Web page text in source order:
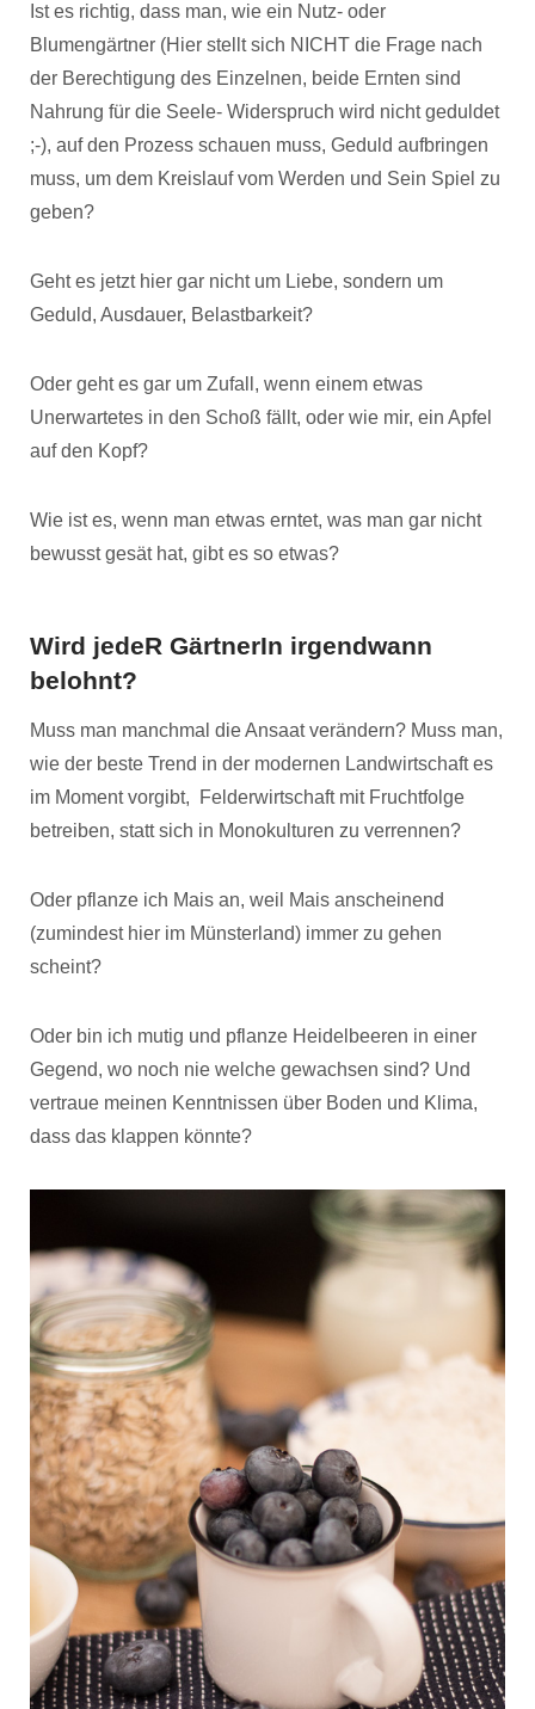
Ist es richtig, dass man, wie ein Nutz- oder
Blumengärtner (Hier stellt sich NICHT die Frage nach
der Berechtigung des Einzelnen, beide Ernten sind
Nahrung für die Seele- Widerspruch wird nicht geduldet
;-), auf den Prozess schauen muss, Geduld aufbringen
muss, um dem Kreislauf vom Werden und Sein Spiel zu
geben?
Geht es jetzt hier gar nicht um Liebe, sondern um
Geduld, Ausdauer, Belastbarkeit?
Oder geht es gar um Zufall, wenn einem etwas
Unerwartetes in den Schoß fällt, oder wie mir, ein Apfel
auf den Kopf?
Wie ist es, wenn man etwas erntet, was man gar nicht
bewusst gesät hat, gibt es so etwas?
Wird jedeR GärtnerIn irgendwann
belohnt?
Muss man manchmal die Ansaat verändern? Muss man,
wie der beste Trend in der modernen Landwirtschaft es
im Moment vorgibt, Felderwirtschaft mit Fruchtfolge
betreiben, statt sich in Monokulturen zu verrennen?
Oder pflanze ich Mais an, weil Mais anscheinend
(zumindest hier im Münsterland) immer zu gehen
scheint?
Oder bin ich mutig und pflanze Heidelbeeren in einer
Gegend, wo noch nie welche gewachsen sind? Und
vertraue meinen Kenntnissen über Boden und Klima,
dass das klappen könnte?